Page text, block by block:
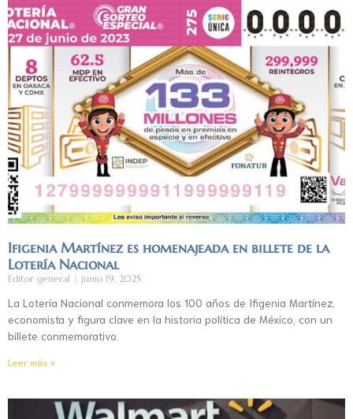
Ifigenia Martínez es homenajeada en billete de la
Lotería Nacional
Editor general junio 19, 2025
La Lotería Nacional conmemora los 100 años de Ifigenia Martínez,
economista y figura clave en la historia política de México, con un
billete conmemorativo.
Leer más »